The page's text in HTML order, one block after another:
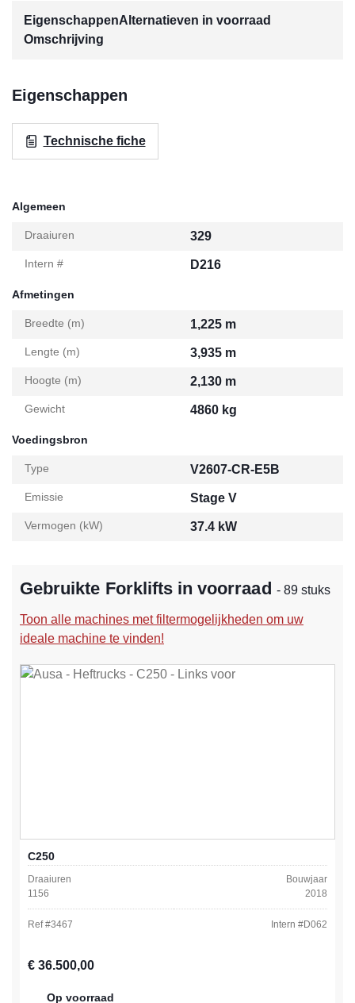
EigenschappenAlternatieven in voorraad
Omschrijving
Eigenschappen
Technische fiche
Algemeen
Draaiuren 329
Intern # D216
Afmetingen
Breedte (m) 1,225 m
Lengte (m) 3,935 m
Hoogte (m) 2,130 m
Gewicht 4860 kg
Voedingsbron
Type V2607-CR-E5B
Emissie Stage V
Vermogen (kW) 37.4 kW
Gebruikte Forklifts in voorraad - 89 stuks
Toon alle machines met filtermogelijkheden om uw
ideale machine te vinden!
C250
Draaiuren
1156
Bouwjaar
2018
Ref #3467 Intern #D062
Normale prijs:
€ 36.500,00
Op voorraad